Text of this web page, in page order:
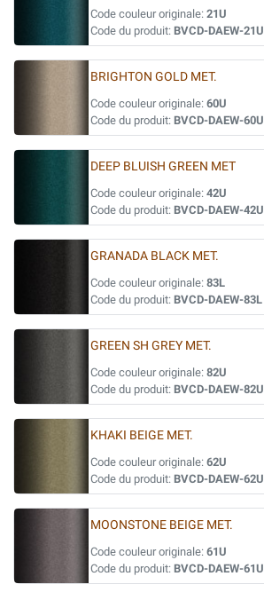
Code couleur originale: 21U
Code du produit: BVCD-DAEW-21U
BRIGHTON GOLD MET.
Code couleur originale: 60U
Code du produit: BVCD-DAEW-60U
DEEP BLUISH GREEN MET
Code couleur originale: 42U
Code du produit: BVCD-DAEW-42U
GRANADA BLACK MET.
Code couleur originale: 83L
Code du produit: BVCD-DAEW-83L
GREEN SH GREY MET.
Code couleur originale: 82U
Code du produit: BVCD-DAEW-82U
KHAKI BEIGE MET.
Code couleur originale: 62U
Code du produit: BVCD-DAEW-62U
MOONSTONE BEIGE MET.
Code couleur originale: 61U
Code du produit: BVCD-DAEW-61U